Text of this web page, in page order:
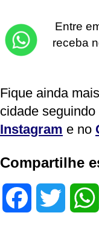
Entre
receba
Fique ainda
cidade
Instagram e no
Compartilhe